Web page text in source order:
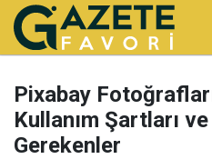
Pixabay
Kullanım Şartları
Gerekenler